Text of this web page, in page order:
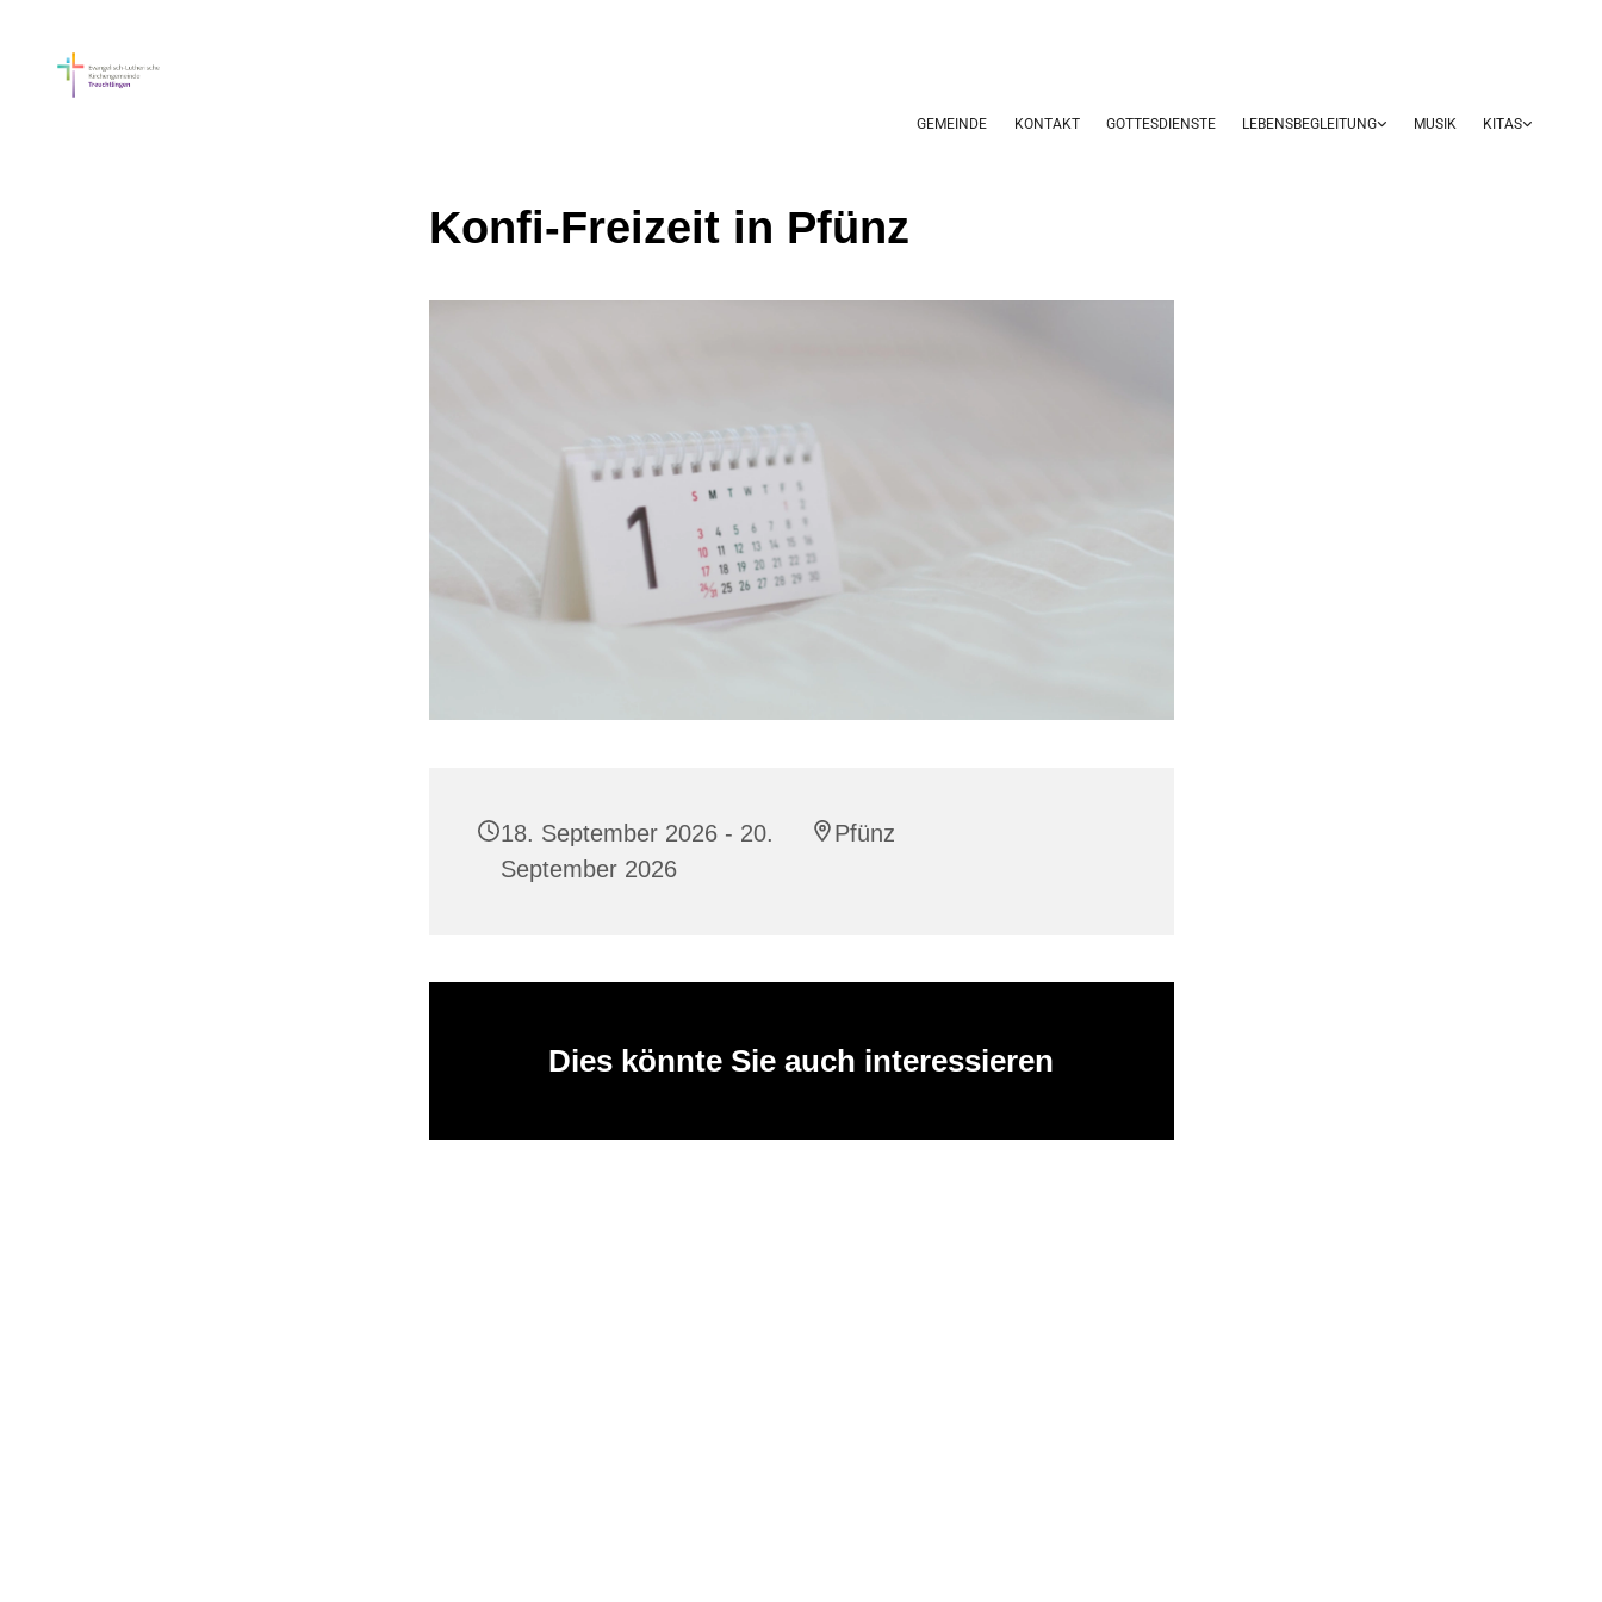
GEMEINDE KONTAKT GOTTESDIENSTE LEBENSBEGLEITUNG MUSIK KITAS
Konfi-Freizeit in Pfünz
18. September 2026 - 20.
September 2026
Pfünz
Dies könnte Sie auch interessieren